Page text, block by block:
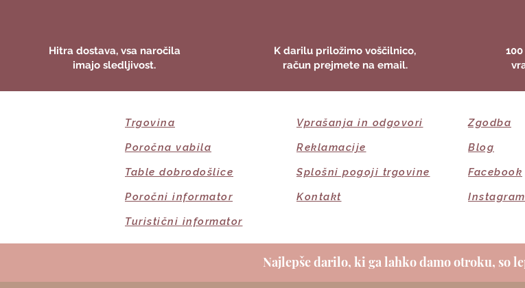
Hitra dostava, vsa naročila
imajo sledljivost.
K darilu priložimo voščilnico,
račun prejmete na email.
Trgovina
Poročna vabila
Table dobrodošlice
Poročni informator
Turistični informator
Vprašanja in odgovori
Reklamacije
Splošni pogoji trgovine
Kontakt
Zgodba
Blog
Facebook
Instagram
Najlepše darilo, ki ga lahko damo otroku, so